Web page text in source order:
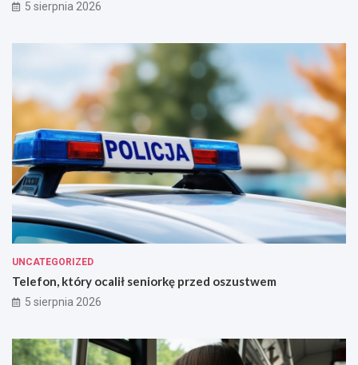
5 sierpnia 2026
UNCATEGORIZED
Telefon, który ocalił seniorkę przed oszustwem
5 sierpnia 2026